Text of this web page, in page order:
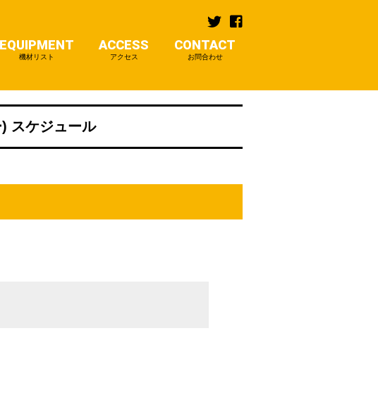
EQUIPMENT
機材リスト
ACCESS
アクセス
CONTACT
お問合わせ
スケジュール